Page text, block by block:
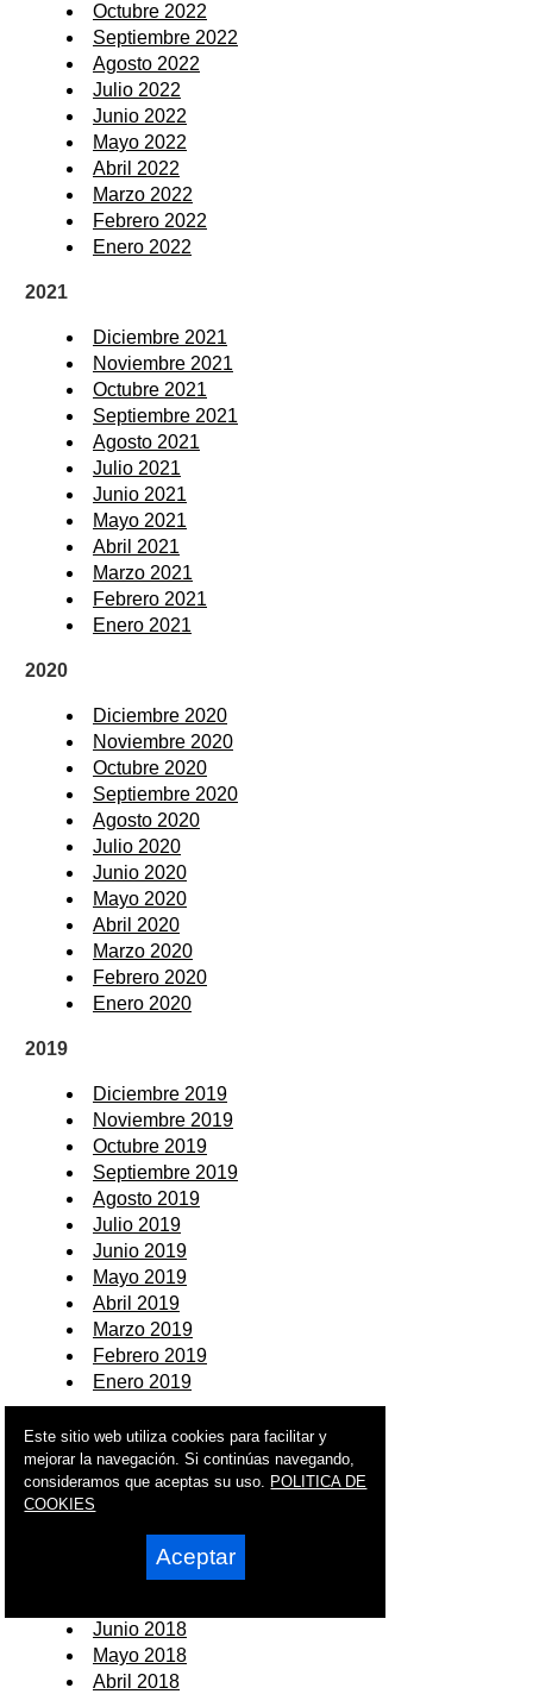
Octubre 2022
Septiembre 2022
Agosto 2022
Julio 2022
Junio 2022
Mayo 2022
Abril 2022
Marzo 2022
Febrero 2022
Enero 2022
2021
Diciembre 2021
Noviembre 2021
Octubre 2021
Septiembre 2021
Agosto 2021
Julio 2021
Junio 2021
Mayo 2021
Abril 2021
Marzo 2021
Febrero 2021
Enero 2021
2020
Diciembre 2020
Noviembre 2020
Octubre 2020
Septiembre 2020
Agosto 2020
Julio 2020
Junio 2020
Mayo 2020
Abril 2020
Marzo 2020
Febrero 2020
Enero 2020
2019
Diciembre 2019
Noviembre 2019
Octubre 2019
Septiembre 2019
Agosto 2019
Julio 2019
Junio 2019
Mayo 2019
Abril 2019
Marzo 2019
Febrero 2019
Enero 2019
2018
Diciembre 2018
Noviembre 2018
Septiembre 2018
Agosto 2018
Junio 2018
Mayo 2018
Abril 2018
Este sitio web utiliza cookies para facilitar y
mejorar la navegación. Si continúas navegando,
consideramos que aceptas su uso. POLITICA DE
COOKIES
Aceptar